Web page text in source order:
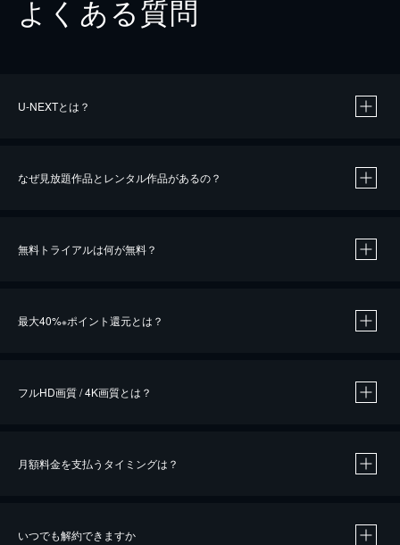
よくある質問
U-NEXTとは？
なぜ見放題作品とレンタル作品があるの？
無料トライアルは何が無料？
最大40%※ポイント還元とは？
※40％ポイント還元の対象は、クレジットカード決済による作品の購入 / レンタルです。
iOSアプリのUコイン決済による作品の購入 / レンタルは、20％のポイント還元です。
フルHD画質 / 4K画質とは？
月額料金を支払うタイミングは？
いつでも解約できますか